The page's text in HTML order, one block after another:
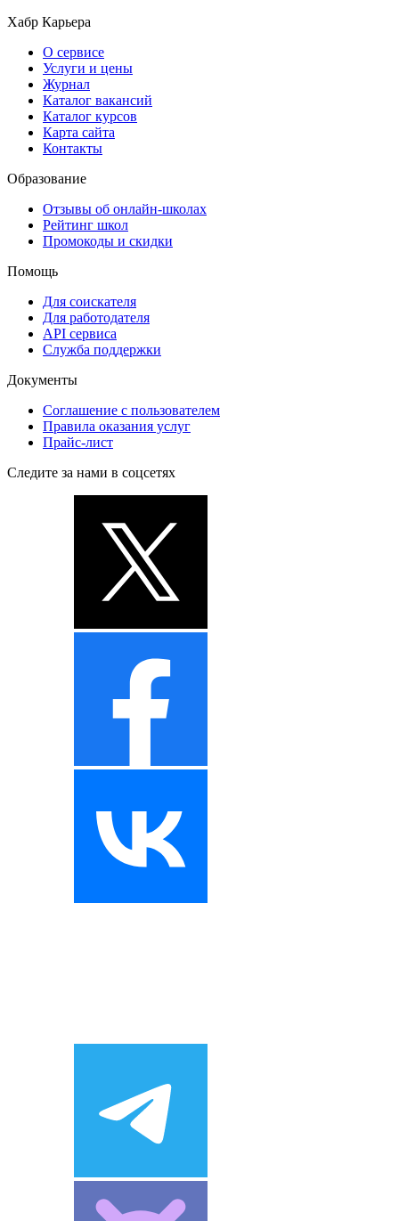
Хабр Карьера
О сервисе
Услуги и цены
Журнал
Каталог вакансий
Каталог курсов
Карта сайта
Контакты
Образование
Отзывы об онлайн-школах
Рейтинг школ
Промокоды и скидки
Помощь
Для соискателя
Для работодателя
API сервиса
Служба поддержки
Документы
Соглашение с пользователем
Правила оказания услуг
Прайс-лист
Следите за нами в соцсетях